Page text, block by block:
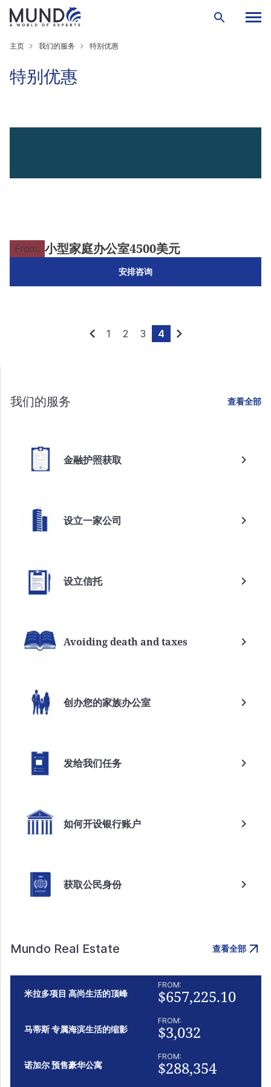
主页 我们的服务 特别优惠
特别优惠
From: 小型家庭办公室4500美元
安排咨询
1 2 3 4
我们的服务 查看全部
金融护照获取
设立一家公司
设立信托
Avoiding death and taxes
创办您的家族办公室
发给我们任务
如何开设银行账户
获取公民身份
Mundo Real Estate 查看全部
米拉多项目 高尚生活的顶峰
FROM:
$657,225.10
马蒂斯 专属海滨生活的缩影
FROM:
$3,032
诺加尔 预售豪华公寓
FROM:
$288,354